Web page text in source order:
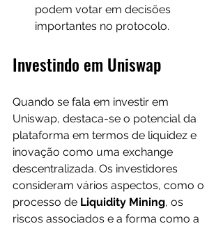
podem votar em decisões
importantes no protocolo.
Investindo em Uniswap
Quando se fala em investir em
Uniswap, destaca-se o potencial da
plataforma em termos de liquidez e
inovação como uma exchange
descentralizada. Os investidores
consideram vários aspectos, como o
processo de Liquidity Mining, os
riscos associados e a forma como a